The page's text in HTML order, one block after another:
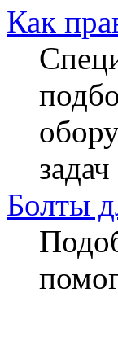
Как
задач
Болты